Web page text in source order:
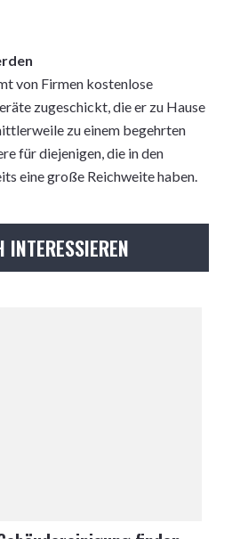
von Firmen kostenlose
zugeschickt, die er zu Hause
zu einem begehrten
für diejenigen, die in den
eine große Reichweite haben.